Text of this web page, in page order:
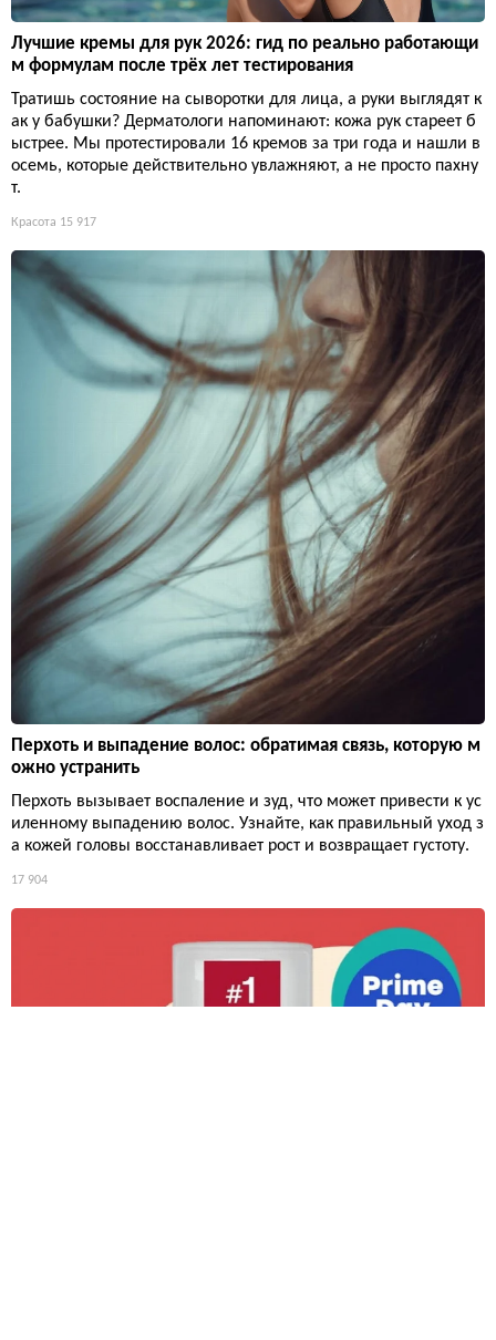
Лучшие кремы для рук 2026: гид по реально работающи
м формулам после трёх лет тестирования
Тратишь состояние на сыворотки для лица, а руки выглядят к
ак у бабушки? Дерматологи напоминают: кожа рук стареет б
ыстрее. Мы протестировали 16 кремов за три года и нашли в
осемь, которые действительно увлажняют, а не просто пахну
т.
Красота 15 917
Перхоть и выпадение волос: обратимая связь, которую м
ожно устранить
Перхоть вызывает воспаление и зуд, что может привести к ус
иленному выпадению волос. Узнайте, как правильный уход з
а кожей головы восстанавливает рост и возвращает густоту.
17 904